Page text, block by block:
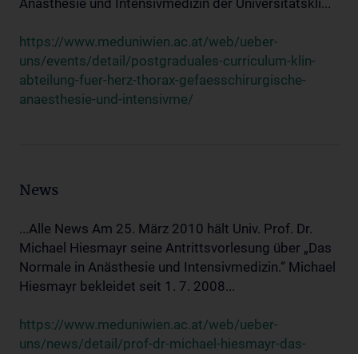
Anästhesie und Intensivmedizin der Universitätskli...
https://www.meduniwien.ac.at/web/ueber-
uns/events/detail/postgraduales-curriculum-klin-
abteilung-fuer-herz-thorax-gefaesschirurgische-
anaesthesie-und-intensivme/
News
...Alle News Am 25. März 2010 hält Univ. Prof. Dr.
Michael Hiesmayr seine Antrittsvorlesung über „Das
Normale in Anästhesie und Intensivmedizin.“ Michael
Hiesmayr bekleidet seit 1. 7. 2008...
https://www.meduniwien.ac.at/web/ueber-
uns/news/detail/prof-dr-michael-hiesmayr-das-